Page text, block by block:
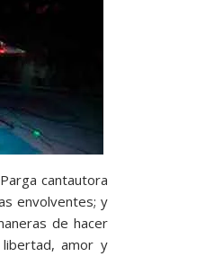
cantautora
envolventes; y
de hacer
amor y